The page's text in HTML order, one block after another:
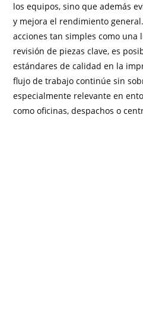
los equipos, sino que además
y mejora el rendimiento
acciones tan simples como una
revisión de piezas clave, es
estándares de calidad en la
flujo de trabajo continúe sin
especialmente relevante en
como oficinas, despachos o